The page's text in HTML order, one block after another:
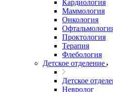
Кардиология
Маммология
Онкология
Проктология
Терапия
Флебология
Детское отделение
Детское
Невролог